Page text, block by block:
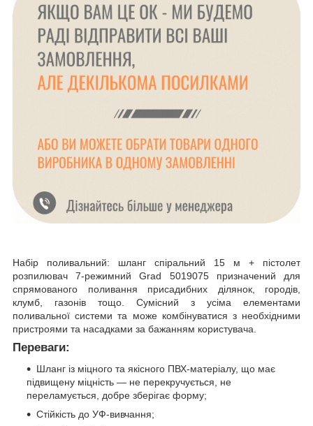
Набір поливальний: шланг спіральний 15 м + пістолет
розпилювач 7-режимний Grad 5019075 призначений для
спрямованого поливання присадибних ділянок, городів,
клумб, газонів тощо. Сумісний з усіма елементами
поливальної системи та може комбінуватися з необхідними
пристроями та насадками за бажанням користувача.
Переваги:
Шланг із міцного та якісного ПВХ-матеріалу, що має
підвищену міцність — не перекручується, не
переламується, добре зберігає форму;
Стійкість до УФ-вивчання;